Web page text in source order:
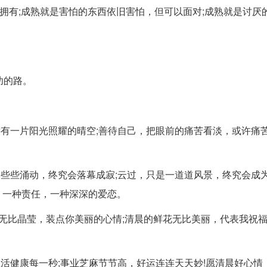
有;成熟就是害怕的东西依旧害怕，但可以面对;成熟就是讨厌
路。
一片阳光照耀的晴空;善待自己，把眼前的痛苦看淡，或许痛
些涌动，终究会落幕成寂;云过，只是一道道风景，终究会成
种责任，一种深深的爱恋。
晶莹，装点你美丽的心情;清晨的鲜花无比美丽，代表我祝
健康每一秒;事业芝麻节节高，好运连连天天妙!愿清晨好心情